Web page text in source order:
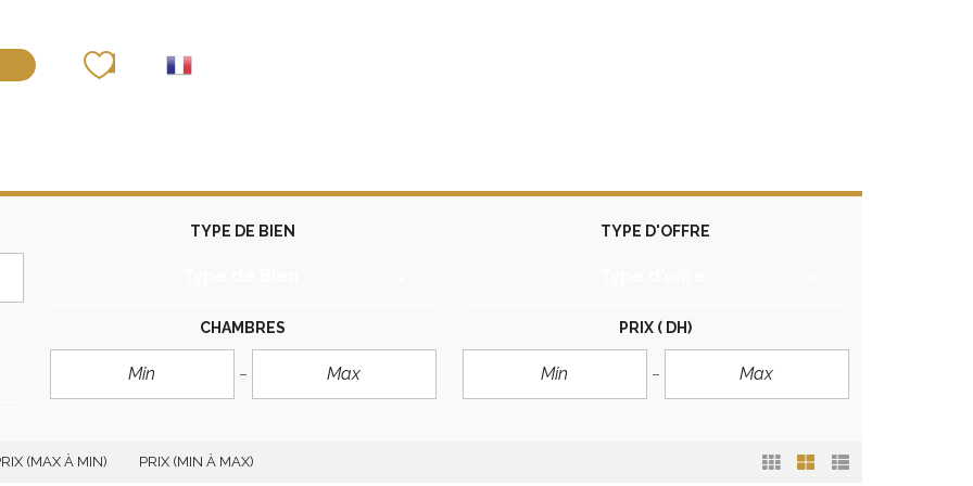
TYPE DE BIEN TYPE D'OFFRE
CHAMBRES PRIX ( DH)
(MAX À MIN) PRIX (MIN À MAX)